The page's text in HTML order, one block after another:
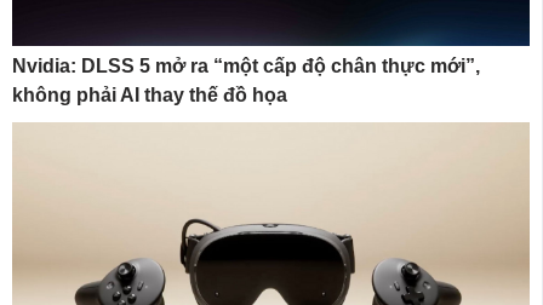
Nvidia: DLSS 5 mở ra “một cấp độ chân thực mới”,
không phải AI thay thế đồ họa